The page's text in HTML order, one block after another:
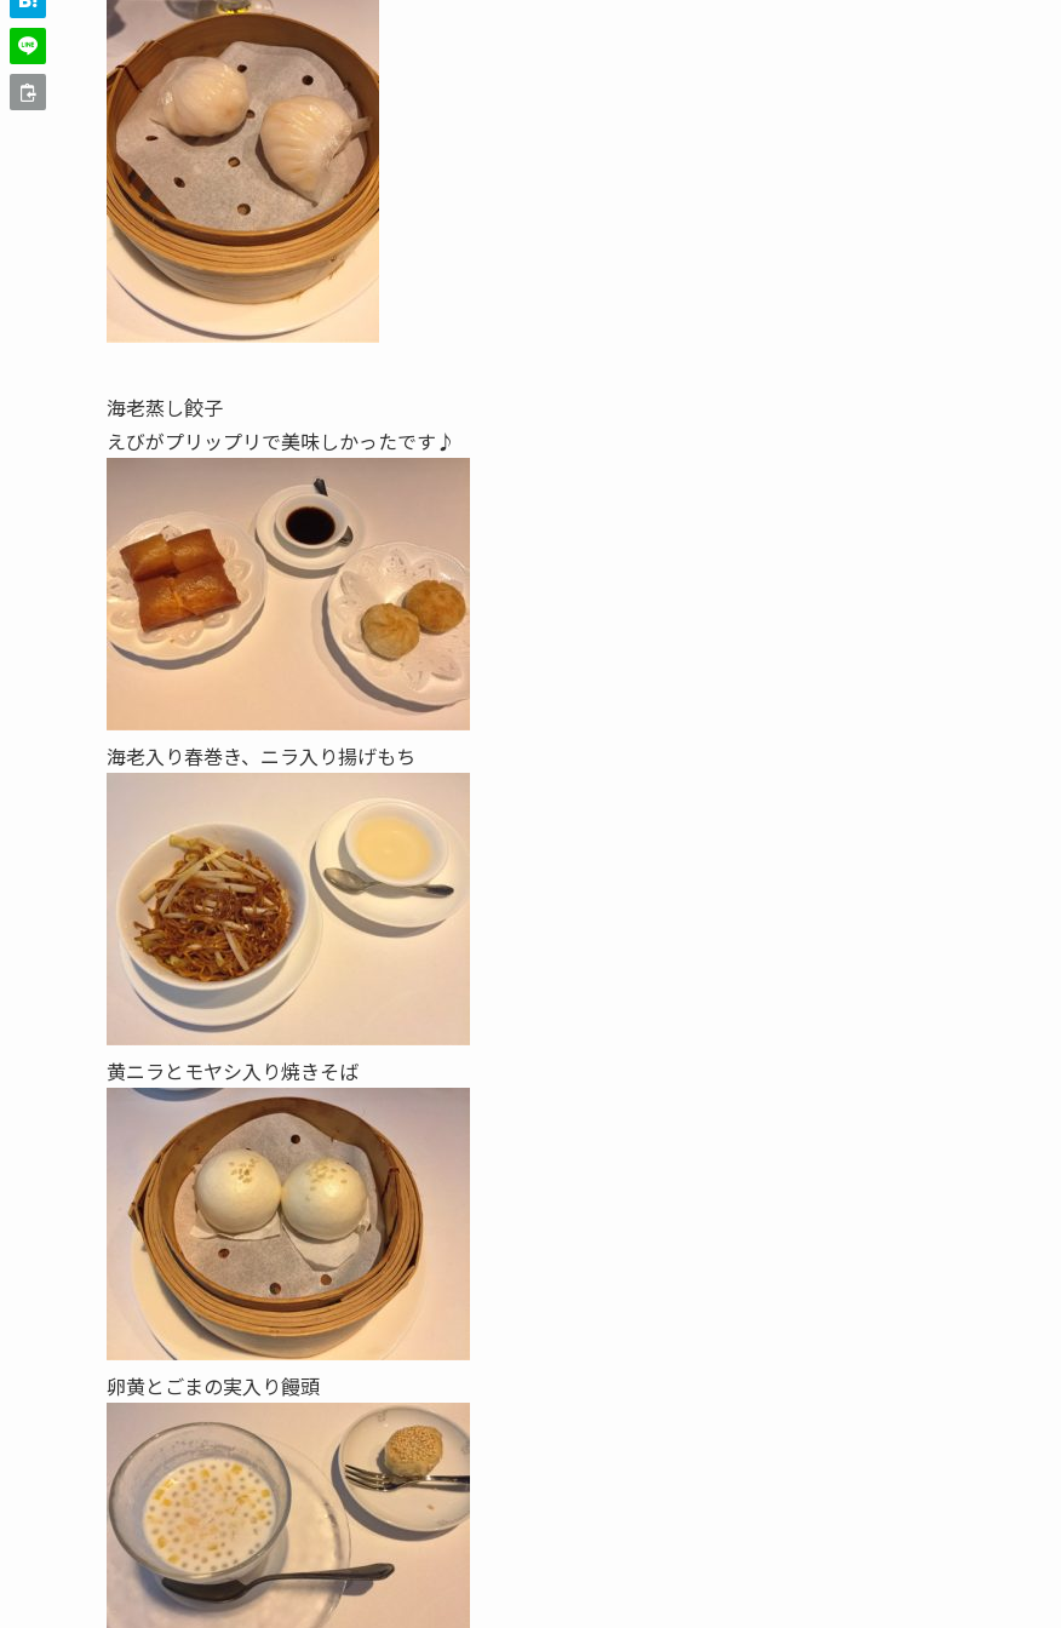
海老蒸し餃子
えびがプリップリで美味しかったです♪
海老入り春巻き、ニラ入り揚げもち
黄ニラとモヤシ入り焼きそば
卵黄とごまの実入り饅頭